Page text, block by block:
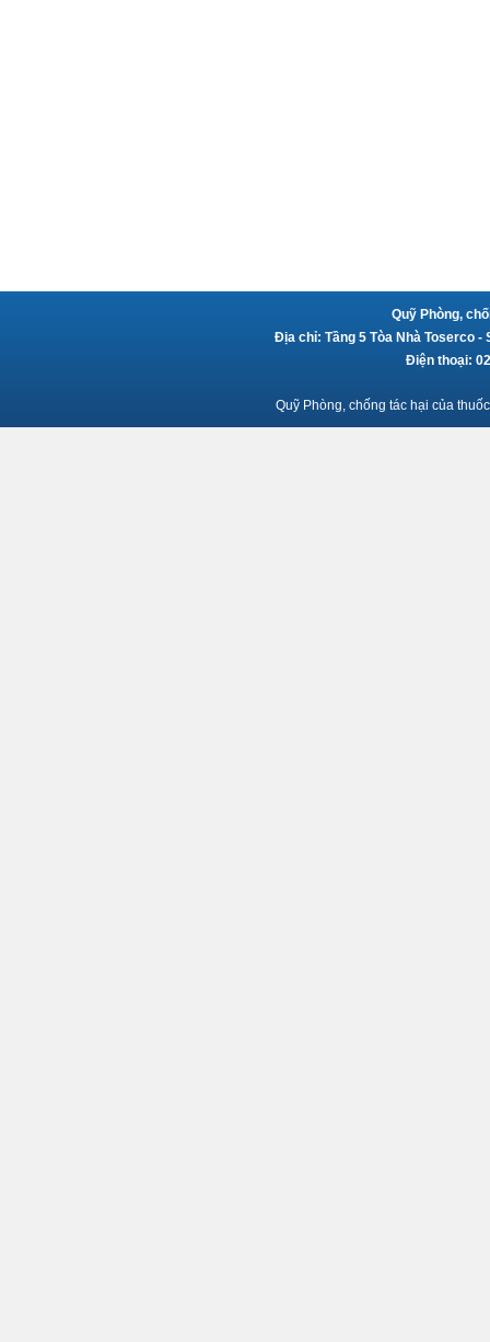
Quỹ Phòng,
Địa chỉ: Tầng 5 Tòa Nhà Toserco -
Điện thoại:
Quỹ Phòng, chống tác hại của